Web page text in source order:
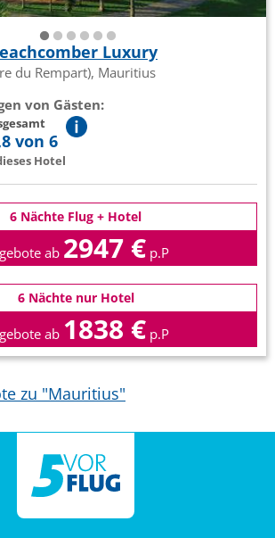
Luxury
du Rempart), Mauritius
von Gästen:
von 6
Hotel
6 Nächte Flug + Hotel
ab 2947 € p.P
6 Nächte nur Hotel
ab 1838 € p.P
zu "Mauritius"